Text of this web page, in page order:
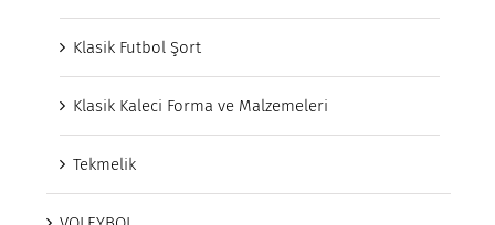
Klasik Futbol Şort
Klasik Kaleci Forma ve Malzemeleri
Tekmelik